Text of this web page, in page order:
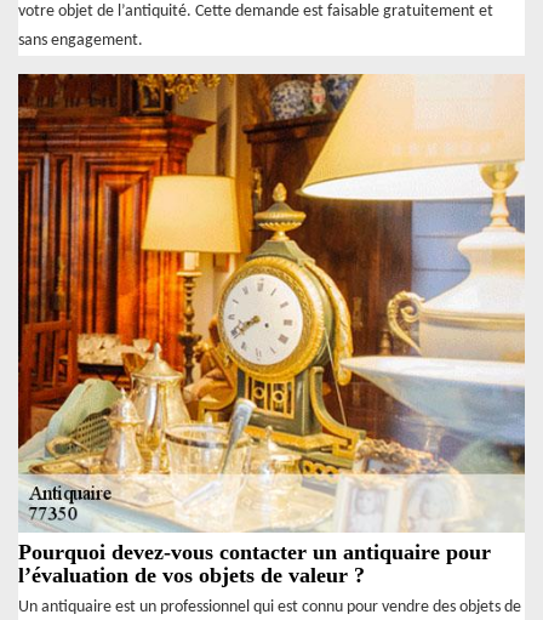
votre objet de l’antiquité. Cette demande est faisable gratuitement et
sans engagement.
Pourquoi devez-vous contacter un antiquaire pour
l’évaluation de vos objets de valeur ?
Un antiquaire est un professionnel qui est connu pour vendre des objets de